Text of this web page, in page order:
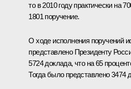
то в 2010 году практически на
1801 поручение.
О ходе исполнения поручений
представлено Президенту
5724 доклада, что на 65
Тогда было представлено 3474